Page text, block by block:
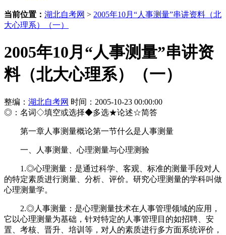
当前位置： 湖北自考网 > 2005年10月“人事测量”串讲资料（北
大心理系）（一）
2005年10月“人事测量”串讲资
料（北大心理系）（一）
整编： 湖北自考网 时间：2005-10-23 00:00:00
◎：名词◇填空或选择◆多选★论述☆简答
第一章人事测量概论第一节什么是人事测量
一、人事测量、心理测量与心理测验
1.◎心理测量：是通过科学、客观、标准的测量手段对人
的特定素质进行测量、分析、评价。研究心理测量的学科叫做
心理测量学。
2.◎人事测量：是心理测量技术在人事管理领域的应用，
它以心理测量为基础，针对特定的人事管理目的如招聘、安
置、考核、晋升、培训等，对人的素质进行多方面系统评价，